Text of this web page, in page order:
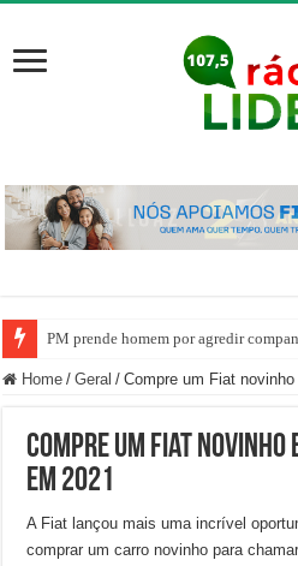
PM prende homem por agredir
Home / Geral / Compre um Fiat
Compre um Fiat novinho
em 2021
A Fiat lançou mais uma incrível
comprar um carro novinho para